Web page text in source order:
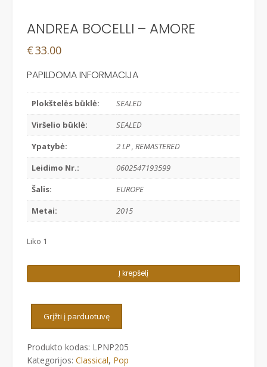
ANDREA BOCELLI – AMORE
€33.00
PAPILDOMA INFORMACIJA
Plokštelės būklė:
SEALED
Viršelio būklė:
SEALED
Ypatybė:
2 LP , REMASTERED
Leidimo Nr.:
0602547193599
Šalis:
EUROPE
Metai:
2015
Liko 1
kiekis:
Į krepšelį
Grįžti į parduotuvę
Produkto kodas: LPNP205
Kategorijos: Classical, Pop